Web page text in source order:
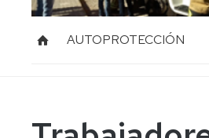
AUTOPROTECCIÓN